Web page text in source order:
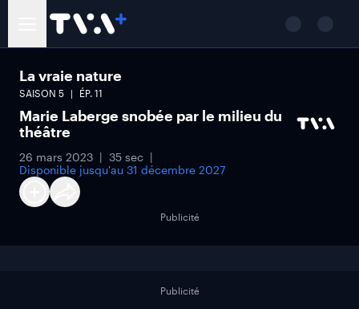
La vraie nature
SAISON 5 ÉP. 11
Marie Laberge snobée par le milieu du
théâtre
26 mars 2023
35 sec
Disponible jusqu'au 31 décembre 2027
Publicité
Publicité